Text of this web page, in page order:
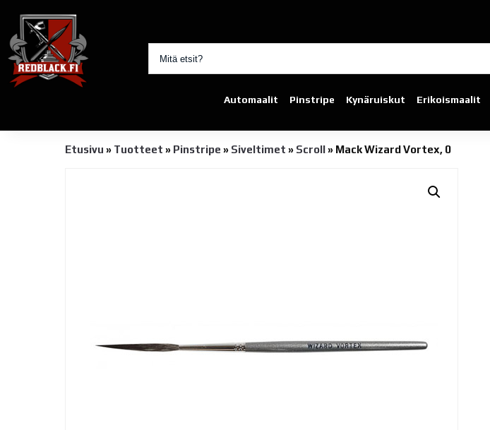
Automaalit Pinstripe Kynäruiskut Erikoismaalit
Etusivu » Tuotteet » Pinstripe » Siveltimet » Scroll» Mack Wizard Vortex, 0